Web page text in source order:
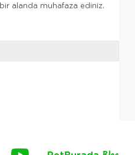
alanda muhafaza ediniz.